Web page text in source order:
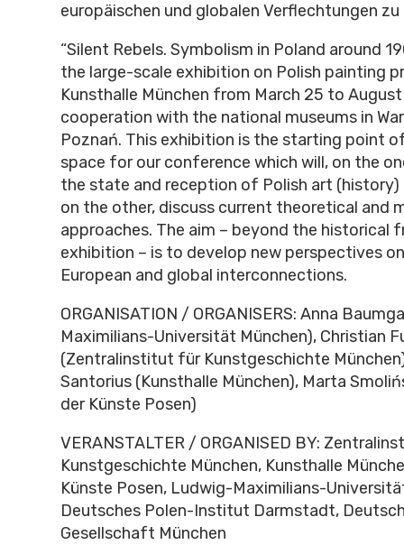
europäischen und globalen Verflechtungen
“Silent Rebels. Symbolism in Poland around
the large-scale exhibition on Polish painting
Kunsthalle München from March 25 to August
cooperation with the national museums in
Poznań. This exhibition is the starting point
space for our conference which will, on the
the state and reception of Polish art (history)
on the other, discuss current theoretical and
approaches. The aim – beyond the historical
exhibition – is to develop new perspectives
European and global interconnections.
ORGANISATION / ORGANISERS: Anna
Maximilians-Universität München), Christian
(Zentralinstitut für Kunstgeschichte
Santorius (Kunsthalle München), Marta
der Künste Posen)
VERANSTALTER / ORGANISED BY:
Kunstgeschichte München, Kunsthalle
Künste Posen, Ludwig-Maximilians-
Deutsches Polen-Institut Darmstadt,
Gesellschaft München